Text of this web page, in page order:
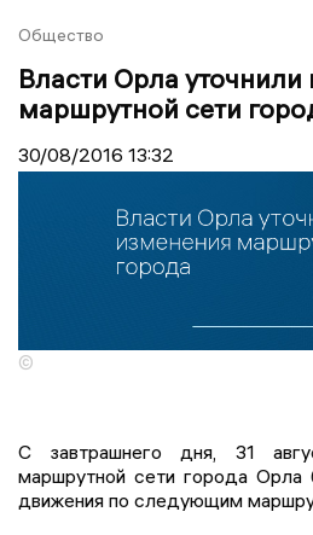
Общество
Власти Орла уточнили
маршрутной сети
30/08/2016 13:32
©
С завтрашнего дня, 31
маршрутной сети города
движения по следующим